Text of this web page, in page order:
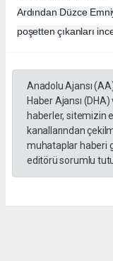
Ardından Düzce
poşetten çıkanları
Anadolu Ajansı
Haber Ajansı
haberler, sitemizin
kanallarından
muhataplar haberi
editörü sorumlu